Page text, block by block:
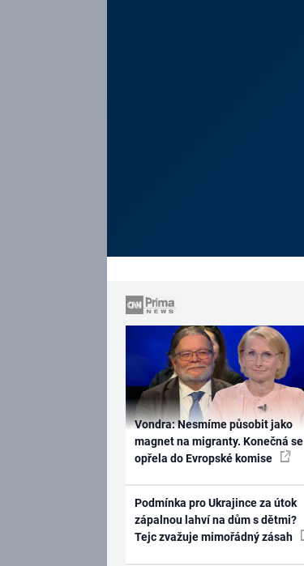
Vondra: Nesmíme působit jako
magnet na migranty. Konečná se
opřela do Evropské komise
Podmínka pro Ukrajince za útok
zápalnou lahví na dům s dětmi?
Tejc zvažuje mimořádný zásah